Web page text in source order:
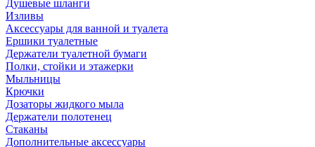
Душевые шланги
Изливы
Аксессуары для ванной и туалета
Ершики туалетные
Держатели туалетной бумаги
Полки, стойки и этажерки
Мыльницы
Крючки
Дозаторы жидкого мыла
Держатели полотенец
Стаканы
Дополнительные аксессуары